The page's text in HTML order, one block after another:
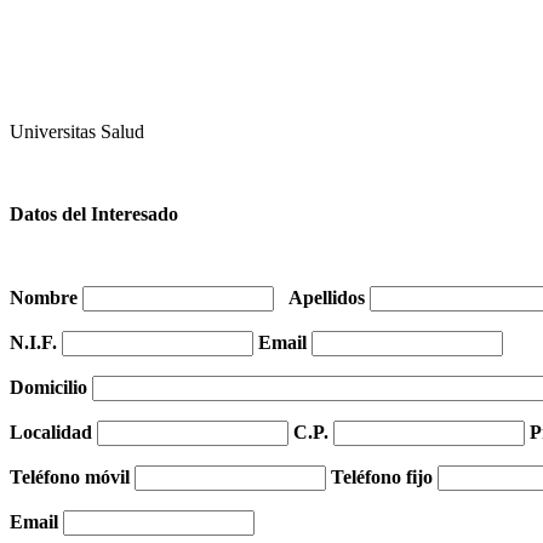
Universitas Salud
Datos del Interesado
Nombre Apellidos
N.I.F. Email
Domicilio
Localidad C.P.
Teléfono móvil Teléfono fijo
Email